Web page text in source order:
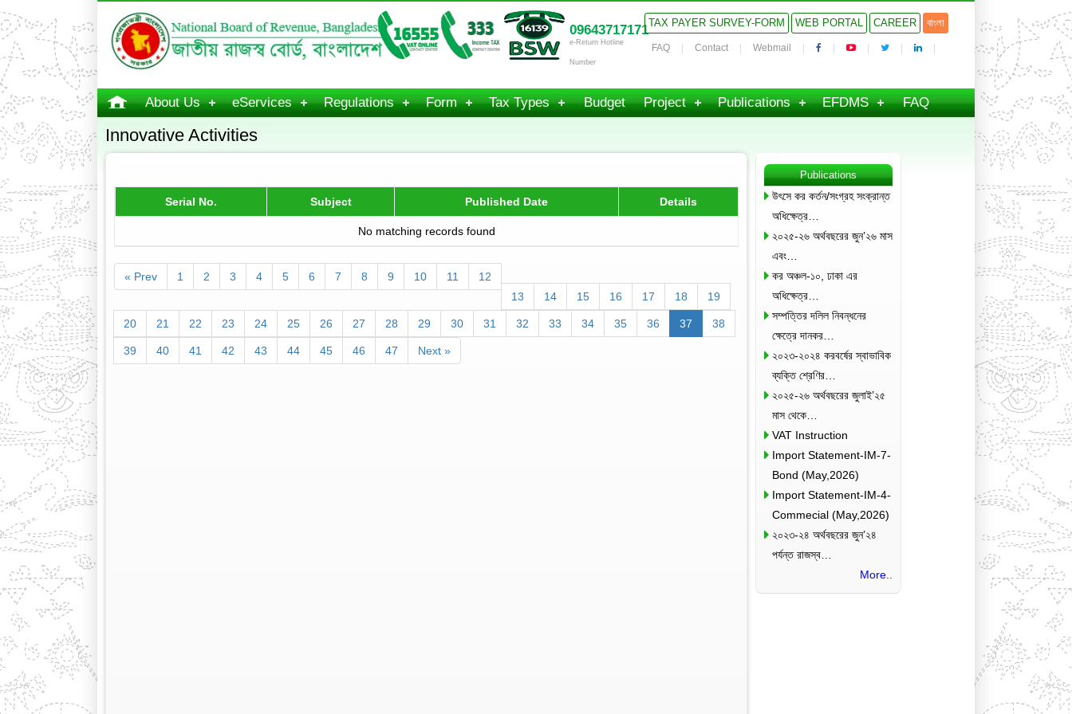
09643717171
e-Return Hotline
Number
TAX PAYER SURVEY-FORM WEB PORTAL CAREER বাংলা
FAQ Contact Webmail
About Us eServices Regulations Form Tax Types Budget Project Publications EFDMS FAQ
Innovative Activities
Serial No. Subject Published Date Details
No matching records found
« Prev 1 2 3 4 5 6 7 8 9 10 11
12
13
14 15 16 17 18 19
20 21 22 23 24 25 26 27 28 29 30 31 32 33 34 35 36 37 38
39 40 41 42 43 44 45 46 47 Next »
Publications
উৎসে কর কর্তন/সংগ্রহ সংক্রান্ত
অধিক্ষেত্র…
২০২৫-২৬ অর্থবছরের জুন’২৬ মাস
এবং…
কর অঞ্চল-১০, ঢাকা এর
অধিক্ষেত্র…
সম্পত্তির দলিল নিবন্ধনের
ক্ষেত্রে দানকর…
২০২৩-২০২৪ করবর্ষের স্বাভাবিক
ব্যক্তি শ্রেণির…
২০২৫-২৬ অর্থবছরের জুলাই’২৫
মাস থেকে…
VAT Instruction
Import Statement-IM-7-
Bond (May,2026)
Import Statement-IM-4-
Commecial (May,2026)
২০২৩-২৪ অর্থবছরের জুন’২৪
পর্যন্ত রাজস্ব…
More..